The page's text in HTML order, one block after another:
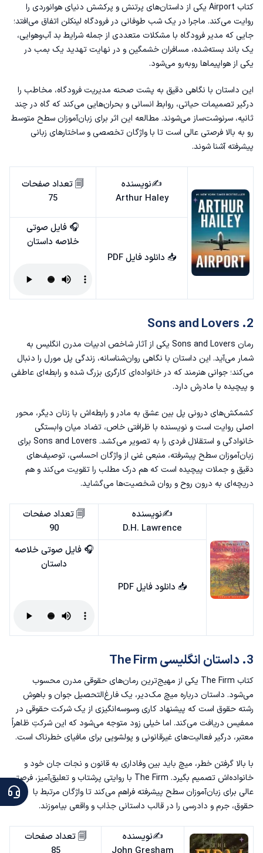
کتاب Airport یکی از داستان‌های پرتنش و پرکشش دنیای هوانوردی را
روایت می‌کند. ماجرا در یک شب طوفانی در فرودگاه لینکلن اتفاق می‌افتد؛
جایی که مدیر فرودگاه با مشکلات متعددی از جمله شرایط بد آب‌وهوایی،
یک باند بسته‌شده، مسافران خشمگین و در نهایت تهدید یک بمب در
یکی از هواپیماها روبه‌رو می‌شود.
این داستان با نگاهی دقیق به پشت صحنه‌ مدیریت فرودگاه، مخاطب را
درگیر تصمیمات حیاتی، روابط انسانی و بحران‌هایی می‌کند که گاه در چند
ثانیه، سرنوشت‌ساز می‌شوند. مطالعه‌ این اثر برای زبان‌آموزان سطح متوسط
رو به بالا فرصتی عالی است تا با واژگان تخصصی و ساختارهای زبانی
پیشرفته آشنا شوند.
✍️نویسنده
Arthur Haley
🗐 تعداد صفحات
75
📥 دانلود فایل PDF
🎧 فایل صوتی
خلاصه داستان
2. Sons and Lovers
رمان Sons and Lovers یکی از آثار شاخص ادبیات مدرن انگلیس به
شمار می‌آید. این داستان با نگاهی روان‌شناسانه، زندگی پل مورل را دنبال
می‌کند؛ جوانی هنرمند که در خانواده‌ای کارگری بزرگ شده و رابطه‌ای عاطفی
و پیچیده با مادرش دارد.
کشمکش‌های درونی پل بین عشق به مادر و رابطه‌اش با زنان دیگر، محور
اصلی روایت است و نویسنده با ظرافتی خاص، تضاد میان وابستگی
خانوادگی و استقلال فردی را به تصویر می‌کشد. Sons and Lovers برای
زبان‌آموزان سطح پیشرفته، منبعی غنی از واژگان احساسی، توصیف‌های
دقیق و جملات پیچیده‌ است که هم درک مطلب را تقویت می‌کند و هم
دریچه‌ای به درون روح و روان شخصیت‌ها می‌گشاید.
✍️نویسنده
D.H. Lawrence
🗐 تعداد صفحات
90
📥 دانلود فایل PDF
🎧 فایل صوتی خلاصه
داستان
3. داستان انگلیسی The Firm
کتاب The Firm یکی از مهیج‌ترین رمان‌های حقوقی مدرن محسوب
می‌شود. داستان درباره‌ میچ مک‌دیر، یک فارغ‌التحصیل جوان و باهوش
رشته حقوق است که پیشنهاد کاری وسوسه‌انگیزی از یک شرکت حقوقی در
ممفیس دریافت می‌کند. اما خیلی زود متوجه می‌شود که این شرکتِ ظاهراً
معتبر، درگیر فعالیت‌های غیرقانونی و پولشویی برای مافیای خطرناک است.
با بالا گرفتن خطر، میچ باید بین وفاداری به قانون و نجات جان خود و
خانواده‌اش تصمیم بگیرد. The Firm با روایتی پرشتاب و تعلیق‌آمیز، فرصتی
عالی برای زبان‌آموزان سطح پیشرفته فراهم می‌کند تا واژگان مرتبط با
حقوق، جرم و دادرسی را در قالب داستانی جذاب و واقعی بیاموزند.
✍️نویسنده
🗐 تعداد صفحات